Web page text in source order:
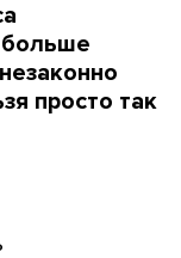
больше
просто так